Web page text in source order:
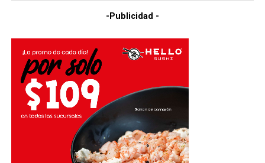
-Publicidad -